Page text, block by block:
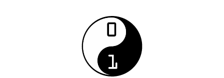
CoderDojo
Nürnberg
Das
CoderDojo
Nürnberg
ein